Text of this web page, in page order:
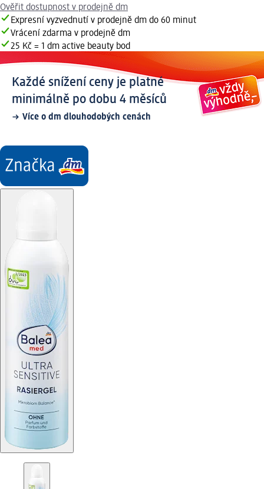
Ověřit dostupnost v prodejně dm
Expresní vyzvednutí v prodejně dm do 60 minut
Vrácení zdarma v prodejně dm
25 Kč = 1 dm active beauty bod
Každé snížení ceny je platné
minimálně po dobu 4 měsíců
Více o dm dlouhodobých cenách